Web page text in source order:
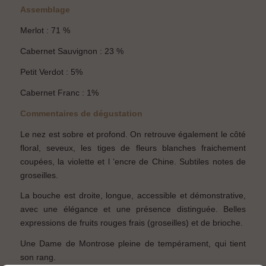
Assemblage
Merlot : 71 %
Cabernet Sauvignon : 23 %
Petit Verdot : 5%
Cabernet Franc : 1%
Commentaires de dégustation
Le nez est sobre et profond. On retrouve également le côté
floral, seveux, les tiges de fleurs blanches fraichement
coupées, la violette et l ‘encre de Chine. Subtiles notes de
groseilles.
La bouche est droite, longue, accessible et démonstrative,
avec une élégance et une présence distinguée. Belles
expressions de fruits rouges frais (groseilles) et de brioche.
Une Dame de Montrose pleine de tempérament, qui tient
son rang.